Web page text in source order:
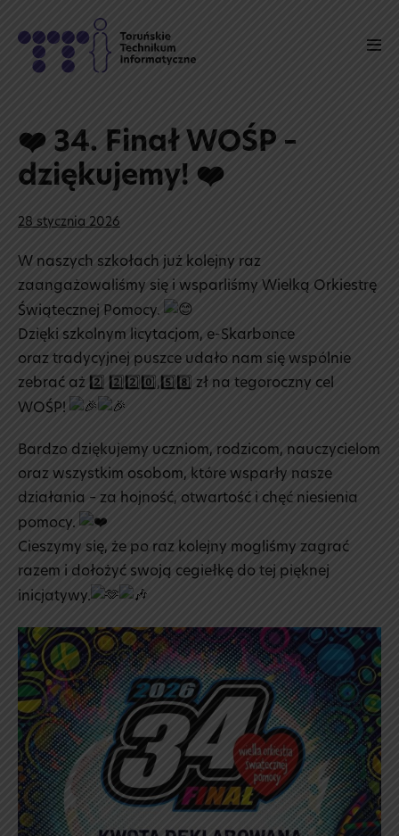
content
❤️ 34. Finał WOŚP –
dziękujemy! ❤️
28 stycznia 2026
W naszych szkołach już kolejny raz
zaangażowaliśmy się i wsparliśmy Wielką Orkiestrę
Świątecznej Pomocy.
Dzięki szkolnym licytacjom, e-Skarbonce
oraz tradycyjnej puszce udało nam się wspólnie
zebrać aż 2️⃣ 2️⃣2️⃣0️⃣,5️⃣8️⃣ zł na tegoroczny cel
WOŚP!
Bardzo dziękujemy uczniom, rodzicom, nauczycielom
oraz wszystkim osobom, które wsparły nasze
działania – za hojność, otwartość i chęć niesienia
pomocy.
Cieszymy się, że po raz kolejny mogliśmy zagrać
razem i dołożyć swoją cegiełkę do tej pięknej
inicjatywy.